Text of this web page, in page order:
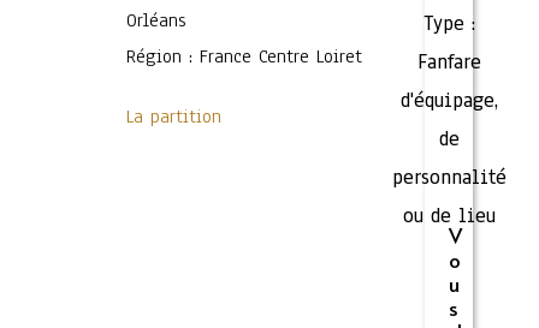
Orléans
Région : France Centre Loiret
La partition
Type :
Fanfare
d'équipage,
de
personnalité
ou de lieu
V
o
u
s